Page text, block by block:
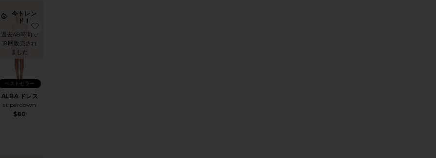
レス
に入りSHEER GEORGETTE ガウン
今トレン
ド！
過去48時間で
18回販売され
ました
ALBA ドレス
superdown
$80
ベストセラー